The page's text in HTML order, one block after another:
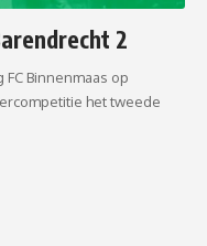
2
Binnenmaas op
het tweede